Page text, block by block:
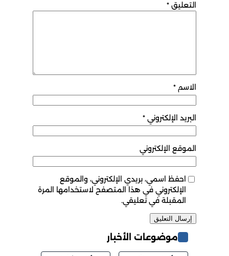
التعليق *
الاسم *
البريد الإلكتروني *
الموقع الإلكتروني
احفظ اسمي، بريدي الإلكتروني، والموقع
الإلكتروني في هذا المتصفح لاستخدامها المرة
المقبلة في تعليقي.
موضوعات الأخبار